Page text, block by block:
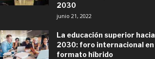
2030
junio 21, 2022
La educación superior hacia
2030: foro internacional en
formato híbrido